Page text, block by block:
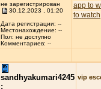
не зарегистрирован
30.12.2023 , 01:20
Дата регистрации: --
Местонахождение: --
Пол: не доступно
Комментариев: --
app to
to watch
sandhyakumari4245
:
vip